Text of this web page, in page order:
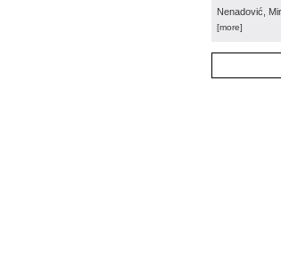
Nenadović,
[more]